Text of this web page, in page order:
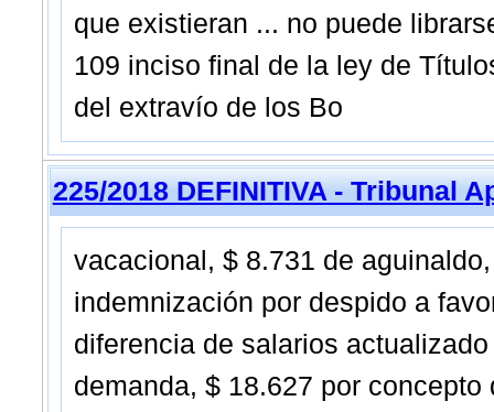
que existieran ... no puede
109 inciso final de la ley de
del extravío de los Bo
225/2018 DEFINITIVA - Tribunal
vacacional, $ 8.731 de
indemnización por despido a
diferencia de salarios
demanda, $ 18.627 por